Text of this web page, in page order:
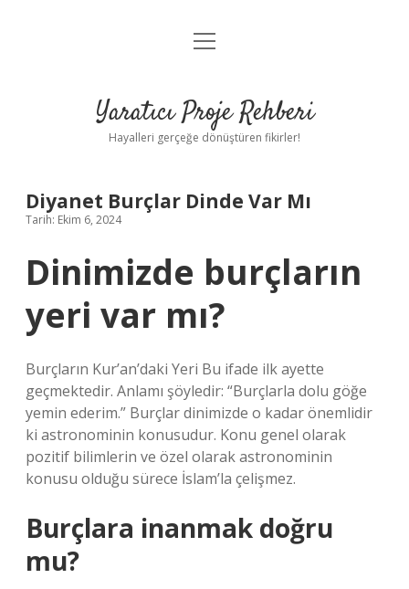
Anasayfa
Yasal Uyarı
menüyü
Yaratıcı Proje Rehberi
Hayalleri gerçeğe dönüştüren fikirler!
Diyanet Burçlar Dinde Var Mı
Tarih: Ekim 6, 2024
Dinimizde burçların
yeri var mı?
Burçların Kur’an’daki Yeri Bu ifade ilk ayette
geçmektedir. Anlamı şöyledir: “Burçlarla dolu göğe
yemin ederim.” Burçlar dinimizde o kadar önemlidir
ki astronominin konusudur. Konu genel olarak
pozitif bilimlerin ve özel olarak astronominin
konusu olduğu sürece İslam’la çelişmez.
Burçlara inanmak doğru
mu?